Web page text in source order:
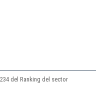
del Ranking del sector